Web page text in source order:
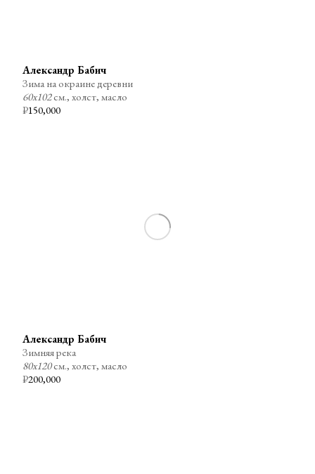
₽150,000
Александр Бабич
Зима на окраине деревни
60х102см., холст, масло
₽200,000
Александр Бабич
Зимняя река
80х120см., холст, масло